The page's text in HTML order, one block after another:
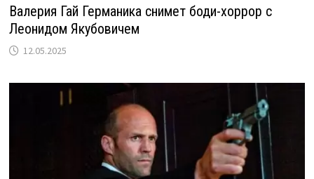
Валерия Гай Германика снимет боди-хоррор с
Леонидом Якубовичем
12.05.2025